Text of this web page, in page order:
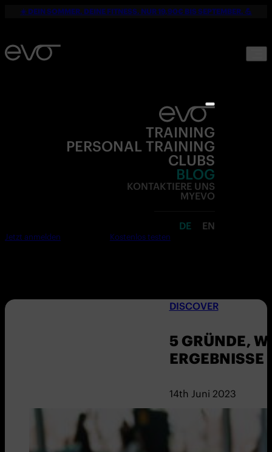
☀️ DEIN SOMMER. DEINE FITNESS. NUR 19,90€ BIS SEPTEMBER. 💪
TRAINING
PERSONAL TRAINING
CLUBS
BLOG
KONTAKTIERE UNS
MYEVO
DE EN
Jetzt anmelden Kostenlos testen
DISCOVER
5 GRÜNDE,
14th Juni 2023